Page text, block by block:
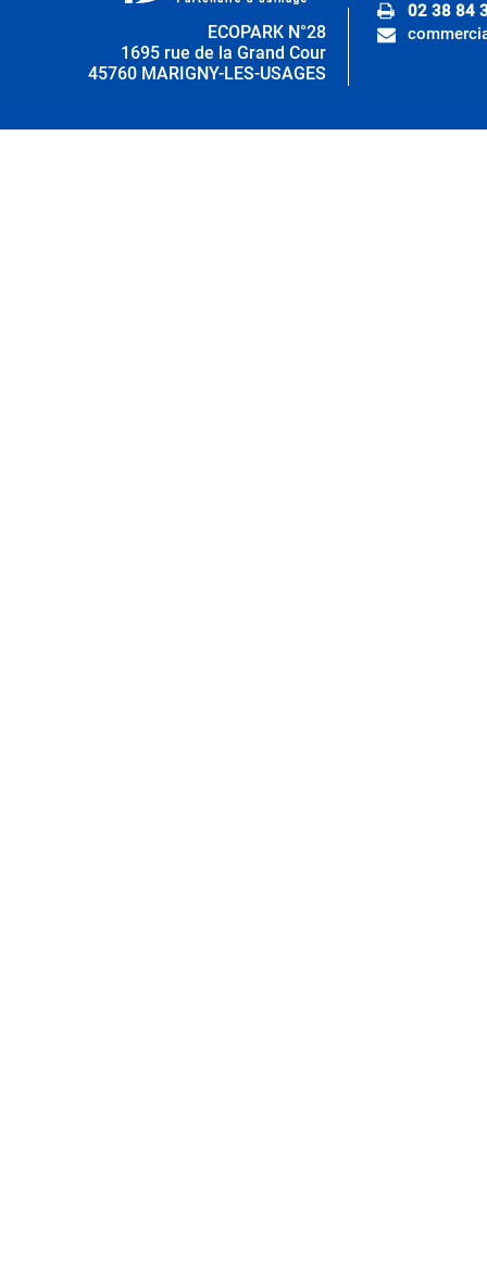
ECOPARK N°28
1695 rue de la Grand Cour
45760 MARIGNY-LES-USAGES
02 38 84